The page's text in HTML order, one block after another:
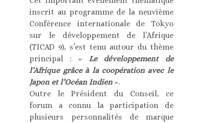
inscrit au programme de la neuvième
Conférence internationale de Tokyo
sur le développement de l’Afrique
(TICAD 9), s’est tenu autour du thème
principal : « Le développement de
l’Afrique grâce à la coopération avec le
Japon et l’Océan Indien ».
Outre le Président du Conseil, ce
forum a connu la participation de
plusieurs personnalités de marque